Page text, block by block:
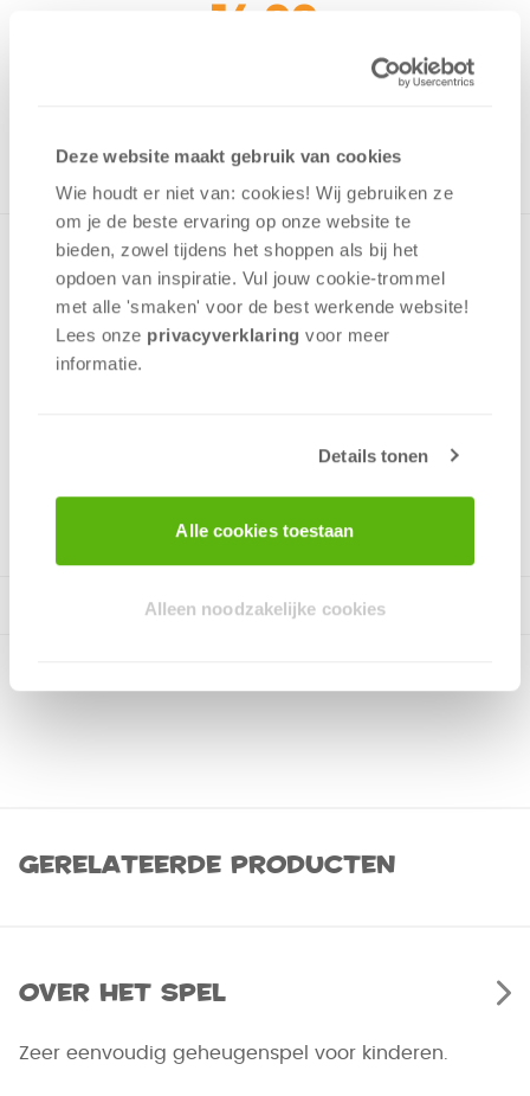
Deze website maakt gebruik van cookies
Wie houdt er niet van: cookies! Wij gebruiken ze
om je de beste ervaring op onze website te
bieden, zowel tijdens het shoppen als bij het
opdoen van inspiratie. Vul jouw cookie-trommel
met alle 'smaken' voor de best werkende website​!
Lees onze privacyverklaring voor meer
informatie.
Details tonen
Alle cookies toestaan
Alleen noodzakelijke cookies
14,99
Zeer eenvoudig geheugenspel voor heel jonge kinderen.
Draai steeds 1 kaart om en probeer er één te vinden met
dezelfde kleurencombinatie als een schildpad op tafel. Met
bonte, grote schildpadden!
2 - 4 spelers +/- 20 min v.a. 3 jaar
Gerelateerde producten
Over het spel
Zeer eenvoudig geheugenspel voor kinderen.